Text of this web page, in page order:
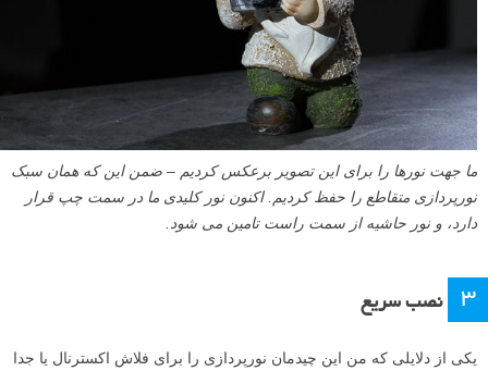
ما جهت نورها را برای این تصویر برعکس کردیم – ضمن این که همان سبک
نورپردازی متقاطع را حفظ کردیم. اکنون نور کلیدی ما در سمت چپ قرار
دارد، و نور حاشیه از سمت راست تامین می شود.
۳ نصب سریع
یکی از دلایلی که من این چیدمان نورپردازی را برای فلاش اکسترنال یا جدا